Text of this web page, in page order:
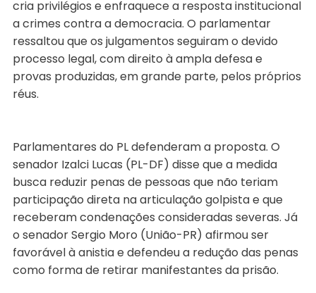
cria privilégios e enfraquece a resposta institucional
a crimes contra a democracia. O parlamentar
ressaltou que os julgamentos seguiram o devido
processo legal, com direito à ampla defesa e
provas produzidas, em grande parte, pelos próprios
réus.
Parlamentares do PL defenderam a proposta. O
senador Izalci Lucas (PL-DF) disse que a medida
busca reduzir penas de pessoas que não teriam
participação direta na articulação golpista e que
receberam condenações consideradas severas. Já
o senador Sergio Moro (União-PR) afirmou ser
favorável à anistia e defendeu a redução das penas
como forma de retirar manifestantes da prisão.